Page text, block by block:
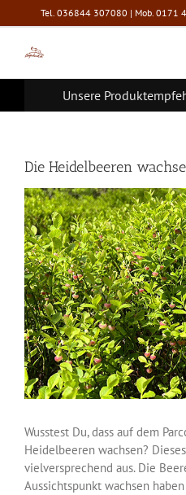
Inhalt
springen
Tel. 036844 307080 | Mob. 0171
Unsere
Die Heidelbeeren
Zeige
grösseres
Bild
Wusstest Du, dass auf dem
Heidelbeeren wachsen?
vielversprechend aus. Die
Aussichtspunkt wachsen